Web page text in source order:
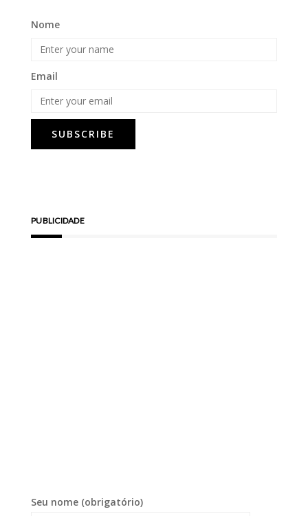
Nome
Email
PUBLICIDADE
Seu nome (obrigatório)